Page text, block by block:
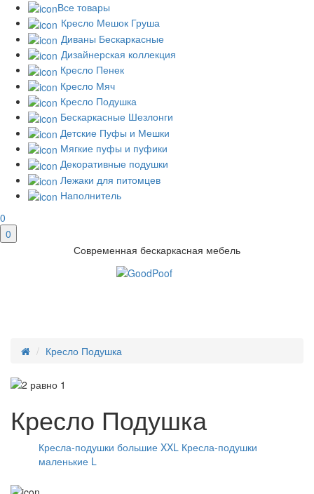
Все товары
Кресло Мешок Груша
Диваны Бескаркасные
Дизайнерская коллекция
Кресло Пенек
Кресло Мяч
Кресло Подушка
Бескаркасные Шезлонги
Детские Пуфы и Мешки
Мягкие пуфы и пуфики
Декоративные подушки
Лежаки для питомцев
Наполнитель
0
0
Современная бескаркасная мебель
Кресло Подушка
Кресло Подушка
Кресла-подушки большие XXL Кресла-подушки
маленькие L